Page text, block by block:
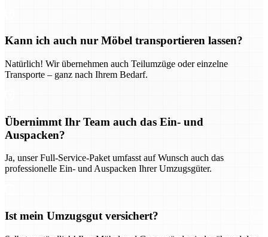
Kann ich auch nur Möbel transportieren lassen?
Natürlich! Wir übernehmen auch Teilumzüge oder einzelne
Transporte – ganz nach Ihrem Bedarf.
Übernimmt Ihr Team auch das Ein- und
Auspacken?
Ja, unser Full-Service-Paket umfasst auf Wunsch auch das
professionelle Ein- und Auspacken Ihrer Umzugsgüter.
Ist mein Umzugsgut versichert?